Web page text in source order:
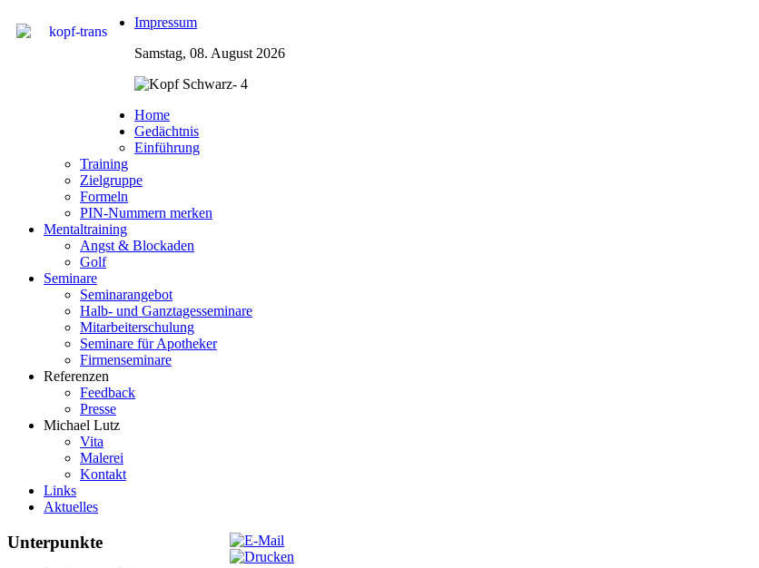
Impressum
Samstag, 08. August 2026
Home
Gedächtnis
Einführung
Training
Zielgruppe
Formeln
PIN-Nummern merken
Mentaltraining
Angst & Blockaden
Golf
Seminare
Seminarangebot
Halb- und Ganztagesseminare
Mitarbeiterschulung
Seminare für Apotheker
Firmenseminare
Referenzen
Feedback
Presse
Michael Lutz
Vita
Malerei
Kontakt
Links
Aktuelles
Unterpunkte